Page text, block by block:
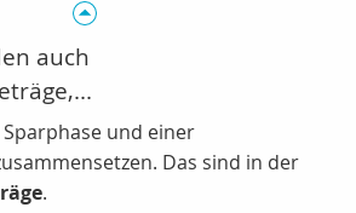
auch
und einer
Das sind in der
.